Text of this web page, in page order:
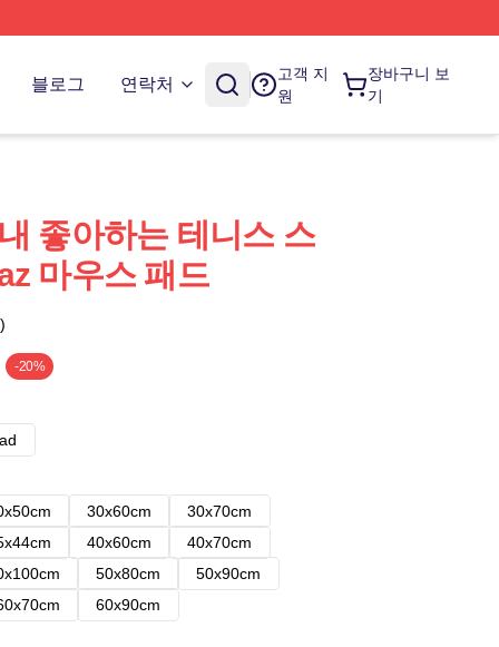
블로그 연락처
고객 지
원
장바구니 보
기
좋아하는 테니스 스
마우스 패드
-20%
30x60cm
30x70cm
40x60cm
40x70cm
50x80cm
50x90cm
60x90cm